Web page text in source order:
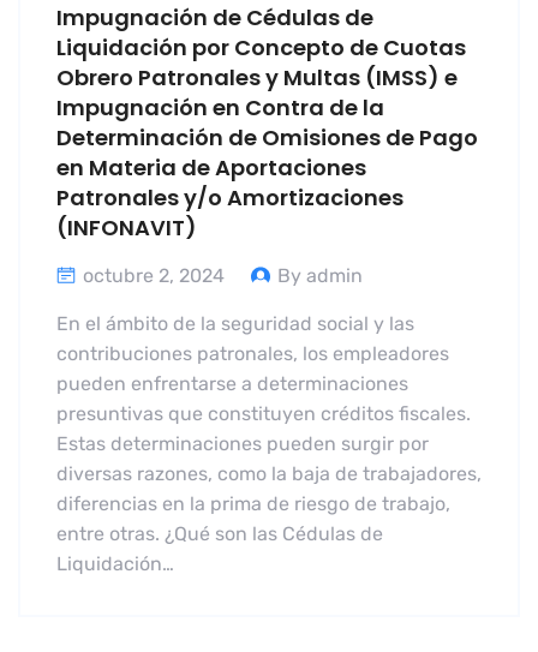
Impugnación de Cédulas de
Liquidación por Concepto de Cuotas
Obrero Patronales y Multas (IMSS) e
Impugnación en Contra de la
Determinación de Omisiones de Pago
en Materia de Aportaciones
Patronales y/o Amortizaciones
(INFONAVIT)
octubre 2, 2024 By admin
En el ámbito de la seguridad social y las
contribuciones patronales, los empleadores
pueden enfrentarse a determinaciones
presuntivas que constituyen créditos fiscales.
Estas determinaciones pueden surgir por
diversas razones, como la baja de trabajadores,
diferencias en la prima de riesgo de trabajo,
entre otras. ¿Qué son las Cédulas de
Liquidación…